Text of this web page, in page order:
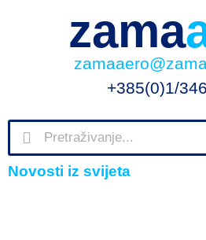
zama
+385(0)1/
Novosti iz svijeta